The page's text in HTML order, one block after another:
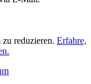
reduzieren. Erfahre,